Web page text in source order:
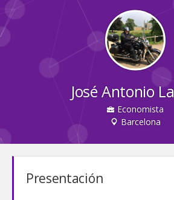
José Antonio
Economista
Barcelona
Presentación